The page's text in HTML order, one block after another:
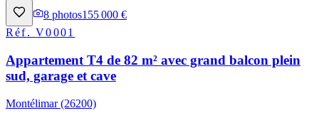
8 photos155 000 €
Réf.V0001
Appartement T4 de 82 m² avec grand balcon plein
sud, garage et cave
Montélimar (26200)